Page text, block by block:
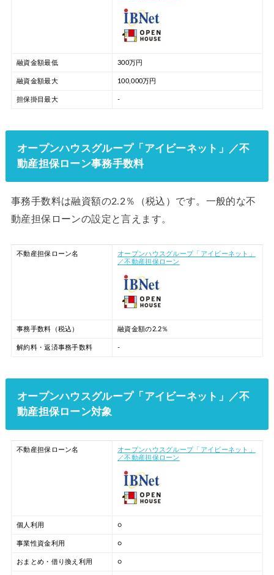
融資金額最低 300万円
融資金額最大 100,000万円
担保掛目最大 -
オープンハウスグループ「アイビーネット」／不
動産担保ローン事務手数料
事務手数料は融資額の2.2％（税込）です。一般的な不
動産担保ローンの設定と言えます。
不動産担保ローン名
オープンハウスグループ「アイビーネット」
／不動産担保ローン
事務手数料（税込） 融資金額の2.2％
解約料・返済事務手数料 -
オープンハウスグループ「アイビーネット」／不
動産担保ローン対象
不動産担保ローン名
オープンハウスグループ「アイビーネット」
／不動産担保ローン
個人利用 ○
事業性資金利用 ○
おまとめ・借り換え利用 ○